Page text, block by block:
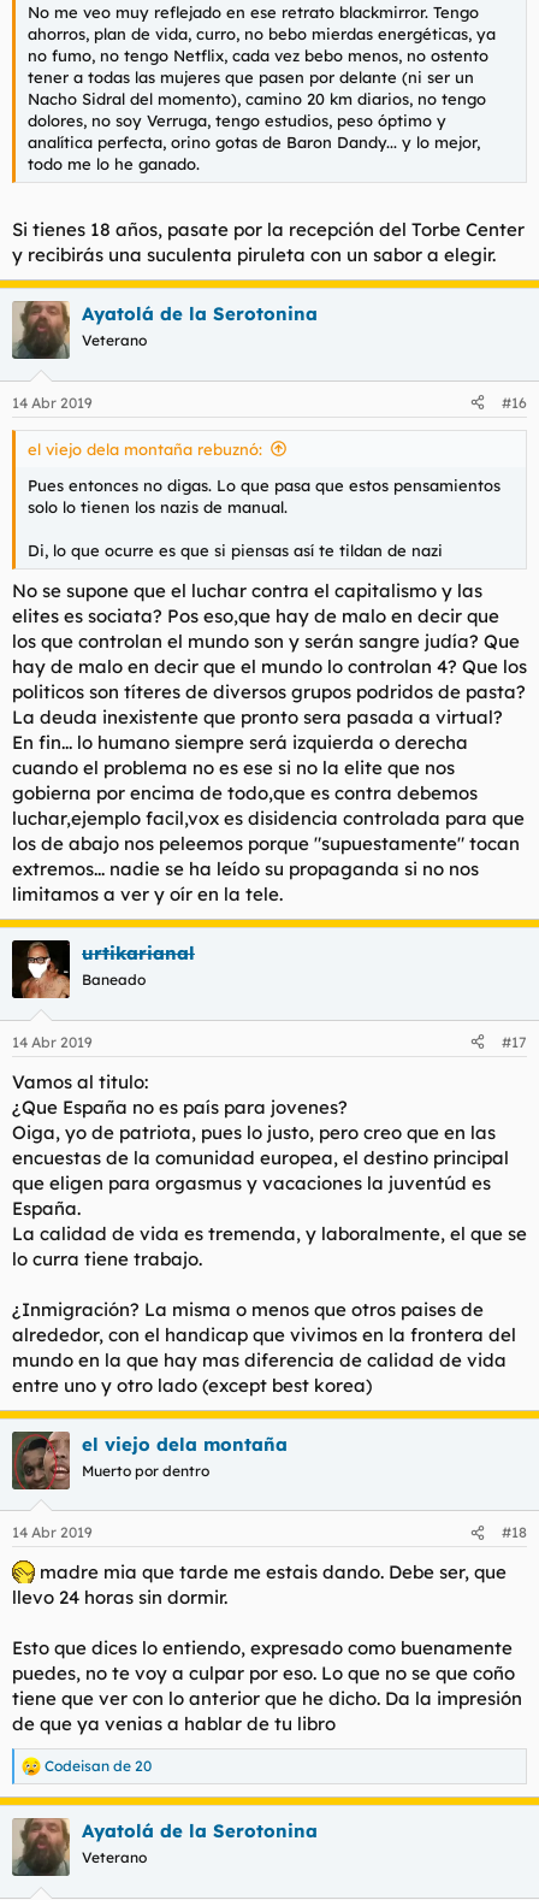
No me veo muy reflejado en ese retrato blackmirror. Tengo
ahorros, plan de vida, curro, no bebo mierdas energéticas, ya
no fumo, no tengo Netflix, cada vez bebo menos, no ostento
tener a todas las mujeres que pasen por delante (ni ser un
Nacho Sidral del momento), camino 20 km diarios, no tengo
dolores, no soy Verruga, tengo estudios, peso óptimo y
analítica perfecta, orino gotas de Baron Dandy... y lo mejor,
todo me lo he ganado.
Si tienes 18 años, pasate por la recepción del Torbe Center
y recibirás una suculenta piruleta con un sabor a elegir.
Ayatolá de la Serotonina
Veterano
14 Abr 2019 #16
el viejo dela montaña rebuznó:
Pues entonces no digas. Lo que pasa que estos pensamientos
solo lo tienen los nazis de manual.
Di, lo que ocurre es que si piensas así te tildan de nazi
No se supone que el luchar contra el capitalismo y las
elites es sociata? Pos eso,que hay de malo en decir que
los que controlan el mundo son y serán sangre judía? Que
hay de malo en decir que el mundo lo controlan 4? Que los
politicos son títeres de diversos grupos podridos de pasta?
La deuda inexistente que pronto sera pasada a virtual?
En fin... lo humano siempre será izquierda o derecha
cuando el problema no es ese si no la elite que nos
gobierna por encima de todo,que es contra debemos
luchar,ejemplo facil,vox es disidencia controlada para que
los de abajo nos peleemos porque "supuestamente" tocan
extremos... nadie se ha leído su propaganda si no nos
limitamos a ver y oír en la tele.
urtikarianal
Baneado
14 Abr 2019 #17
Vamos al titulo:
¿Que España no es país para jovenes?
Oiga, yo de patriota, pues lo justo, pero creo que en las
encuestas de la comunidad europea, el destino principal
que eligen para orgasmus y vacaciones la juventúd es
España.
La calidad de vida es tremenda, y laboralmente, el que se
lo curra tiene trabajo.
¿Inmigración? La misma o menos que otros paises de
alrededor, con el handicap que vivimos en la frontera del
mundo en la que hay mas diferencia de calidad de vida
entre uno y otro lado (except best korea)
el viejo dela montaña
Muerto por dentro
14 Abr 2019 #18
madre mia que tarde me estais dando. Debe ser, que
llevo 24 horas sin dormir.
Esto que dices lo entiendo, expresado como buenamente
puedes, no te voy a culpar por eso. Lo que no se que coño
tiene que ver con lo anterior que he dicho. Da la impresión
de que ya venias a hablar de tu libro
R
e
a
c
c
Codeisan de 20
Ayatolá de la Serotonina
Veterano